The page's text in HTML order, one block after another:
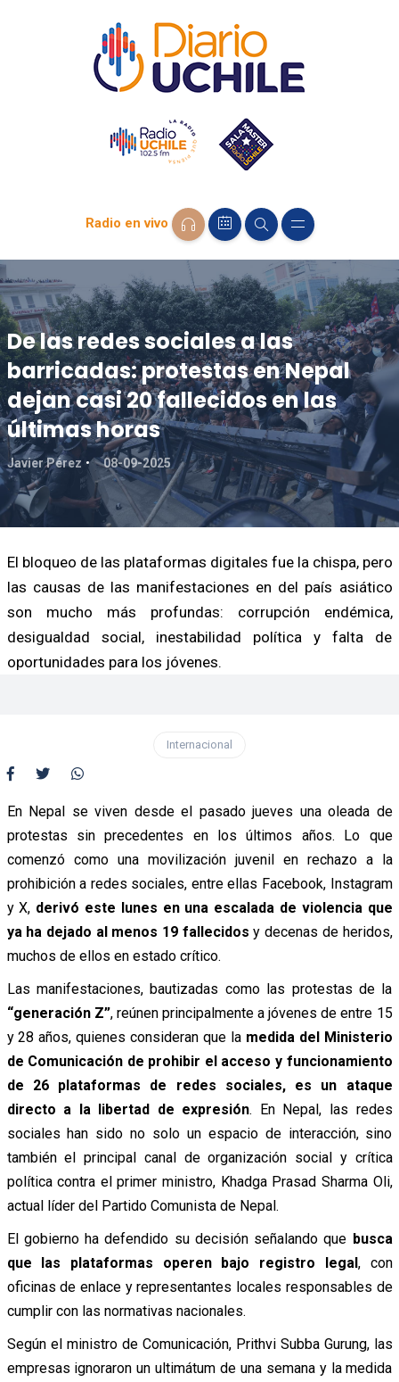
Radio en vivo
De las redes sociales a las
barricadas: protestas en Nepal
dejan casi 20 fallecidos en las
últimas horas
Javier Pérez 08-09-2025
El bloqueo de las plataformas digitales fue la chispa, pero
las causas de las manifestaciones en del país asiático
son mucho más profundas: corrupción endémica,
desigualdad social, inestabilidad política y falta de
oportunidades para los jóvenes.
Internacional
En Nepal se viven desde el pasado jueves una oleada de
protestas sin precedentes en los últimos años. Lo que
comenzó como una movilización juvenil en rechazo a la
prohibición a redes sociales, entre ellas Facebook, Instagram
y X, derivó este lunes en una escalada de violencia que
ya ha dejado al menos 19 fallecidos y decenas de heridos,
muchos de ellos en estado crítico.
Las manifestaciones, bautizadas como las protestas de la
“generación Z”, reúnen principalmente a jóvenes de entre 15
y 28 años, quienes consideran que lamedida del Ministerio
de Comunicación de prohibir el acceso y funcionamiento
de 26 plataformas de redes sociales, es un ataque
directo a la libertad de expresión. En Nepal, las redes
sociales han sido no solo un espacio de interacción, sino
también el principal canal de organización social y crítica
política contra el primer ministro, Khadga Prasad Sharma Oli,
actual líder del Partido Comunista de Nepal.
El gobierno ha defendido su decisión señalando que busca
que las plataformas operen bajo registro legal, con
oficinas de enlace y representantes locales responsables de
cumplir con las normativas nacionales.
Según el ministro de Comunicación, Prithvi Subba Gurung, las
empresas ignoraron un ultimátum de una semana y la medida